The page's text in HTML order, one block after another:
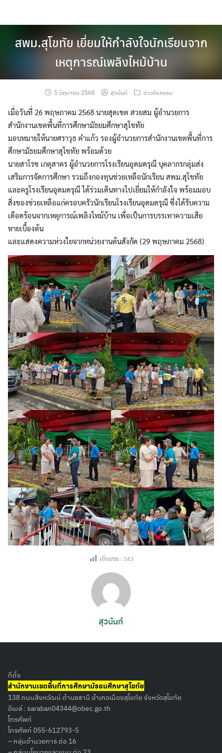
content
for:
สพม.สุโขทัย เยี่ยมให้กำลังใจนักเรียนจาก
เหตุการณ์เพลิงไหม้บ้าน
5 มิถุนายน 2568 สุวนันท์ ข่าวกิจกรรม
เมื่อวันที่ 26 พฤษภาคม 2568 นายสุดเขต สวยสม ผู้อำนวยการ
สำนักงานเขตพื้นที่การศึกษามัธยมศึกษาสุโขทัย
มอบหมายให้นายศราวุธ คำแก้ว รองผู้อำนวยการสำนักงานเขตพื้นที่การ
ศึกษามัธยมศึกษาสุโขทัย พร้อมด้วย
นายสาโรช เกตุสาคร ผู้อำนวยการโรงเรียนอุดมดรุณี บุคลากรกลุ่มส่ง
เสริมการจัดการศึกษา รวมถึงกองทุนช่วยเหลือนักเรียน สพม.สุโขทัย
และครูโรงเรียนอุดมดรุณี ได้ร่วมเดินทางไปเยี่ยมให้กำลังใจ พร้อมมอบ
สิ่งของช่วยเหลือแก่ครอบครัวนักเรียนโรงเรียนอุดมดรุณี ซึ่งได้รับความ
เดือดร้อนจากเหตุการณ์เพลิงไหม้บ้าน เพื่อเป็นการบรรเทาความเสีย
หายเบื้องต้น
และแสดงความห่วงใยจากหน่วยงานต้นสังกัด (29 พฤษภาคม 2568)
เยี่ยมชม : 343
สุวนันท์
ที่ตั้ง
สำนักงานเขตพื้นที่การศึกษามัธยมศึกษาสุโขทัย
138 ถนนสิงหวัฒน์ ตำบลธานี อำเภอเมืองสุโขทัย จังหวัดสุโขทัย
อีเมล์ : saraban04344@obec.go.th
โทรศัพท์
โทรศัพท์ 055-612793-5
– กลุ่มอำนวยการ ต่อ 16